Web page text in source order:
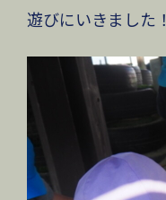
遊びにいきました！